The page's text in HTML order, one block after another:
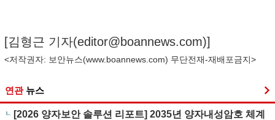
[김형근 기자(editor@boannews.com)]
<저작권자: 보안뉴스(www.boannews.com) 무단전재-재배포금지>
연관 뉴스
[2026 양자보안 솔루션 리포트] 2035년 양자내성암호 체계